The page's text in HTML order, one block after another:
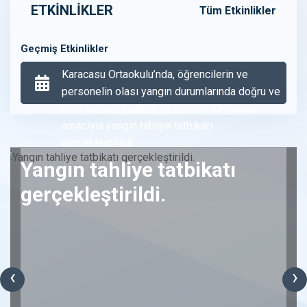
ETKİNLİKLER Tüm Etkinlikler
Geçmiş Etkinlikler
Karacasu Ortaokulu’nda, öğrencilerin ve
personelin olası yangın durumlarında doğru ve
hızlı şekilde hareket etmelerini sağlamak
amacıyla yangın tahliye tatbikatı
13-10-2025 00:00
‹ ›
Yangın tahliye tatbikatı
gerçekleştirildi.